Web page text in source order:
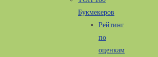
Букмекеров
Рейтинг
по
оценкам